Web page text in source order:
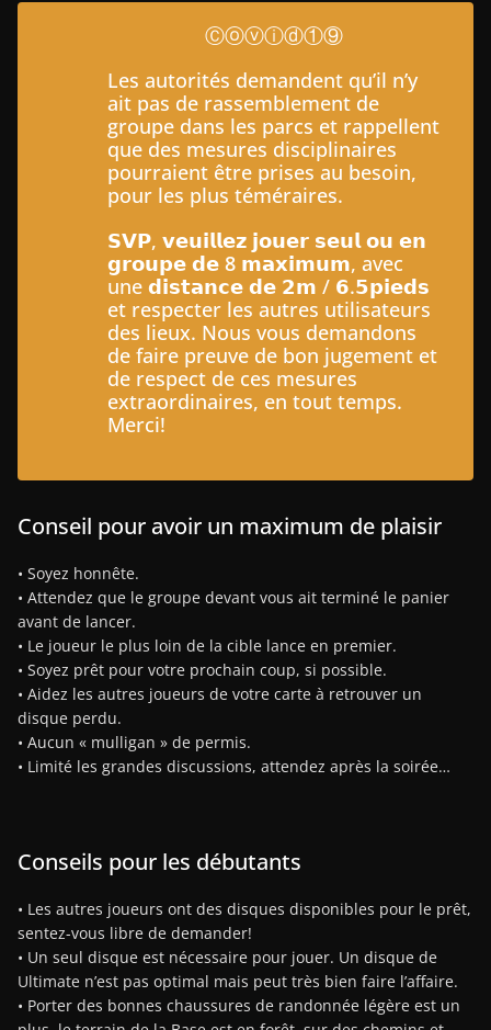
Ⓒⓞⓥⓘⓓ①⑨
Les autorités demandent qu’il n’y
ait pas de rassemblement de
groupe dans les parcs et rappellent
que des mesures disciplinaires
pourraient être prises au besoin,
pour les plus téméraires.
𝗦𝗩𝗣, 𝘃𝗲𝘂𝗶𝗹𝗹𝗲𝘇 𝗷𝗼𝘂𝗲𝗿 𝘀𝗲𝘂𝗹 𝗼𝘂 𝗲𝗻
𝗴𝗿𝗼𝘂𝗽𝗲 𝗱𝗲 8 𝗺𝗮𝘅𝗶𝗺𝘂𝗺, avec
une 𝗱𝗶𝘀𝘁𝗮𝗻𝗰𝗲 𝗱𝗲 𝟮𝗺 / 𝟲.𝟱𝗽𝗶𝗲𝗱𝘀
et respecter les autres utilisateurs
des lieux. Nous vous demandons
de faire preuve de bon jugement et
de respect de ces mesures
extraordinaires, en tout temps.
Merci!
Conseil pour avoir un maximum de plaisir
• Soyez honnête.
• Attendez que le groupe devant vous ait terminé le panier
avant de lancer.
• Le joueur le plus loin de la cible lance en premier.
• Soyez prêt pour votre prochain coup, si possible.
• Aidez les autres joueurs de votre carte à retrouver un
disque perdu.
• Aucun « mulligan » de permis.
• Limité les grandes discussions, attendez après la soirée…
Conseils pour les débutants
• Les autres joueurs ont des disques disponibles pour le prêt,
sentez-vous libre de demander!
• Un seul disque est nécessaire pour jouer. Un disque de
Ultimate n’est pas optimal mais peut très bien faire l’affaire.
• Porter des bonnes chaussures de randonnée légère est un